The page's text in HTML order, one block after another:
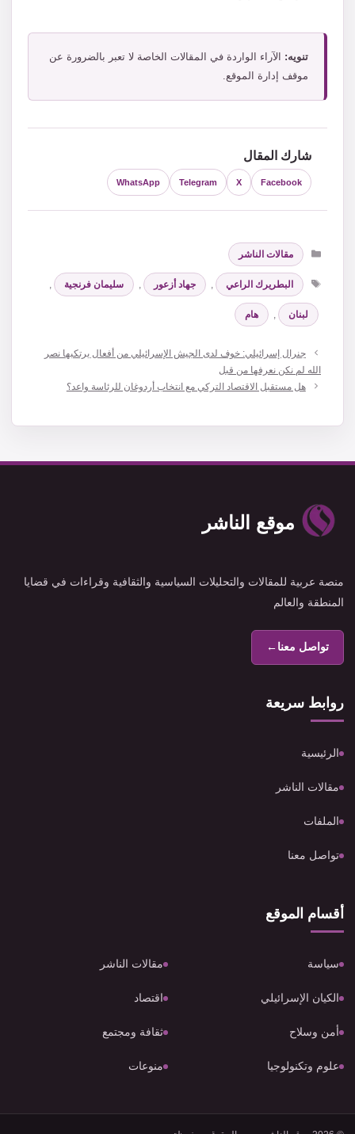
تنويه: الآراء الواردة في المقالات الخاصة لا تعبر بالضرورة عن
موقف إدارة الموقع.
شارك المقال
Facebook
X
Telegram
WhatsApp
التصنيفات
مقالات الناشر
الوسوم
البطريرك الراعي جهاد أزعور سليمان فرنجية
لبنان هام
جنرال إسرائيلي: خوف لدى الجيش الإسرائيلي من أفعال يرتكبها نصر
الله لم نكن نعرفها من قبل
هل مستقبل الاقتصاد التركي مع انتخاب أردوغان للرئاسة واعد؟
موقع الناشر
منصة عربية للمقالات والتحليلات السياسية والثقافية وقراءات في قضايا
المنطقة والعالم
تواصل معنا←
روابط سريعة
الرئيسية
مقالات الناشر
الملفات
تواصل معنا
أقسام الموقع
سياسة مقالات الناشر
الكيان الإسرائيلي اقتصاد
أمن وسلاح ثقافة ومجتمع
علوم وتكنولوجيا منوعات